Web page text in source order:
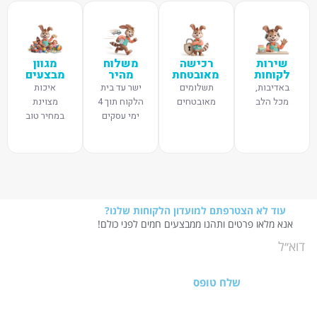
שירות
לקוחות
באדיבות,
מכל הלב
רכישה
מאובטחת
תשלומים
מאובטחים
משלוח
מהיר
ישר עד בית
הלקוח תוך 4
ימי עסקים
מגוון
מבצעים
איכות
מצוינת
במחיר טוב
עוד לא הצטרפתם למועדון הלקוחות שלנו?
אנא מלאו פרטים ותהנו ממבצעים חמים לפני כולם!
שלח טופס